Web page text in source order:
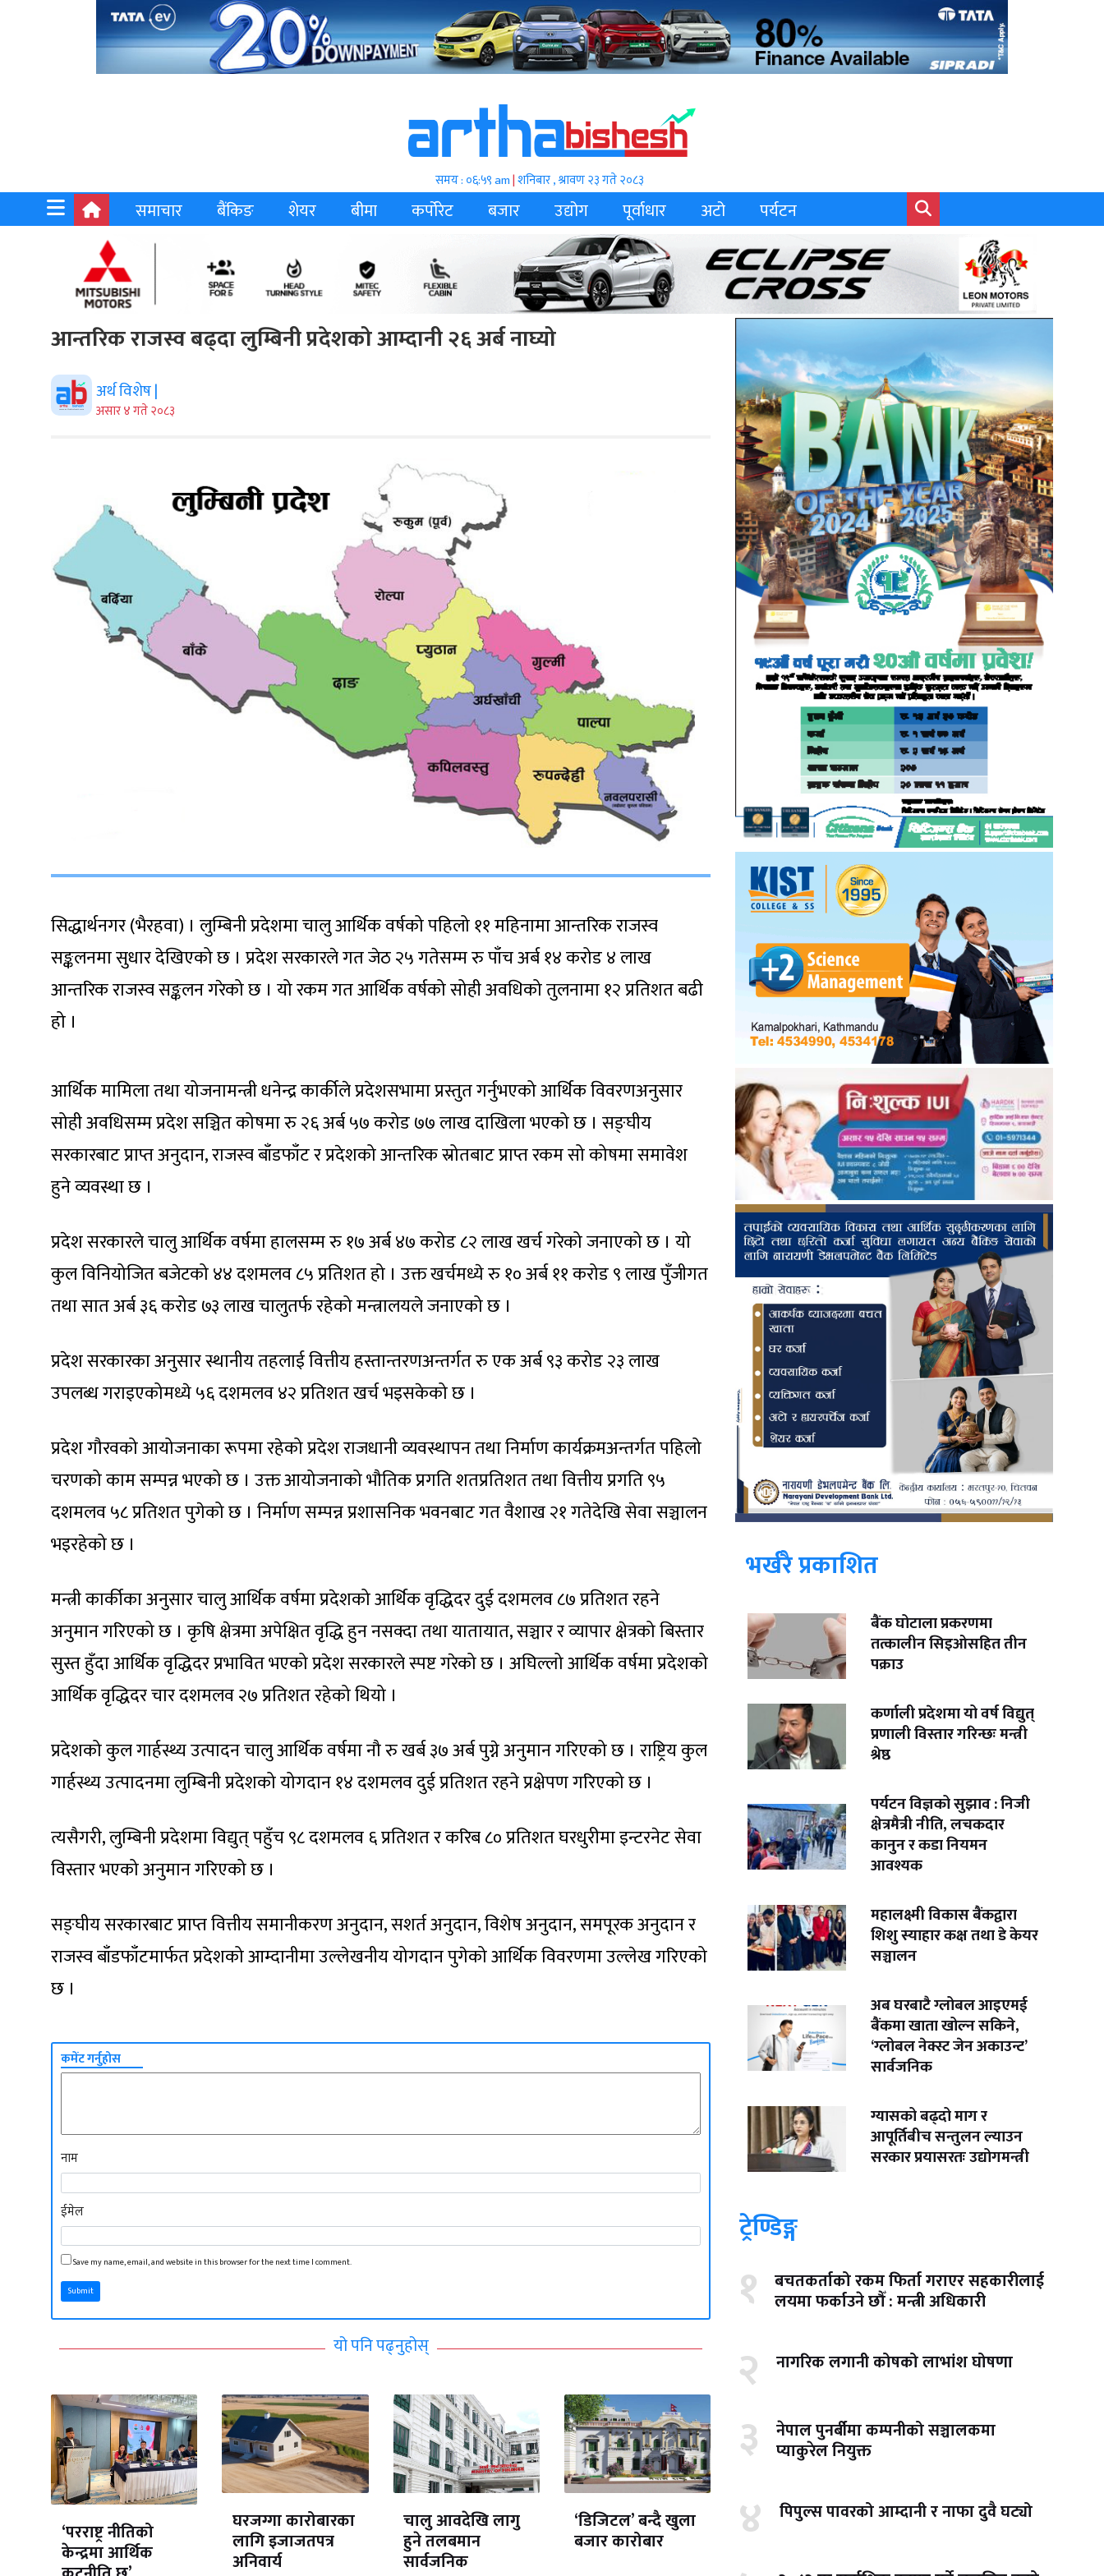
समय : ०६:५९ am|शनिबार , श्रावण २३ गते २०८३
समाचार बैंकिङ शेयर बीमा कर्पोरेट बजार उद्योग पूर्वाधार अटो पर्यटन
आन्तरिक राजस्व बढ्दा लुम्बिनी प्रदेशको आम्दानी २६ अर्ब नाघ्यो
अर्थ विशेष |
असार ४ गते २०८३
सिद्धार्थनगर (भैरहवा) । लुम्बिनी प्रदेशमा चालु आर्थिक वर्षको पहिलो ११ महिनामा आन्तरिक राजस्व
सङ्कलनमा सुधार देखिएको छ । प्रदेश सरकारले गत जेठ २५ गतेसम्म रु पाँच अर्ब १४ करोड ४ लाख
आन्तरिक राजस्व सङ्कलन गरेको छ । यो रकम गत आर्थिक वर्षको सोही अवधिको तुलनामा १२ प्रतिशत बढी
हो ।
आर्थिक मामिला तथा योजनामन्त्री धनेन्द्र कार्कीले प्रदेशसभामा प्रस्तुत गर्नुभएको आर्थिक विवरणअनुसार
सोही अवधिसम्म प्रदेश सञ्चित कोषमा रु २६ अर्ब ५७ करोड ७७ लाख दाखिला भएको छ । सङ्घीय
सरकारबाट प्राप्त अनुदान, राजस्व बाँडफाँट र प्रदेशको आन्तरिक स्रोतबाट प्राप्त रकम सो कोषमा समावेश
हुने व्यवस्था छ ।
प्रदेश सरकारले चालु आर्थिक वर्षमा हालसम्म रु १७ अर्ब ४७ करोड ८२ लाख खर्च गरेको जनाएको छ । यो
कुल विनियोजित बजेटको ४४ दशमलव ८५ प्रतिशत हो । उक्त खर्चमध्ये रु १० अर्ब ११ करोड ९ लाख पुँजीगत
तथा सात अर्ब ३६ करोड ७३ लाख चालुतर्फ रहेको मन्त्रालयले जनाएको छ ।
प्रदेश सरकारका अनुसार स्थानीय तहलाई वित्तीय हस्तान्तरणअन्तर्गत रु एक अर्ब ९३ करोड २३ लाख
उपलब्ध गराइएकोमध्ये ५६ दशमलव ४२ प्रतिशत खर्च भइसकेको छ ।
प्रदेश गौरवको आयोजनाका रूपमा रहेको प्रदेश राजधानी व्यवस्थापन तथा निर्माण कार्यक्रमअन्तर्गत पहिलो
चरणको काम सम्पन्न भएको छ । उक्त आयोजनाको भौतिक प्रगति शतप्रतिशत तथा वित्तीय प्रगति ९५
दशमलव ५८ प्रतिशत पुगेको छ । निर्माण सम्पन्न प्रशासनिक भवनबाट गत वैशाख २१ गतेदेखि सेवा सञ्चालन
भइरहेको छ ।
मन्त्री कार्कीका अनुसार चालु आर्थिक वर्षमा प्रदेशको आर्थिक वृद्धिदर दुई दशमलव ८७ प्रतिशत रहने
अनुमान गरिएको छ । कृषि क्षेत्रमा अपेक्षित वृद्धि हुन नसक्दा तथा यातायात, सञ्चार र व्यापार क्षेत्रको बिस्तार
सुस्त हुँदा आर्थिक वृद्धिदर प्रभावित भएको प्रदेश सरकारले स्पष्ट गरेको छ । अघिल्लो आर्थिक वर्षमा प्रदेशको
आर्थिक वृद्धिदर चार दशमलव २७ प्रतिशत रहेको थियो ।
प्रदेशको कुल गार्हस्थ्य उत्पादन चालु आर्थिक वर्षमा नौ रु खर्ब ३७ अर्ब पुग्ने अनुमान गरिएको छ । राष्ट्रिय कुल
गार्हस्थ्य उत्पादनमा लुम्बिनी प्रदेशको योगदान १४ दशमलव दुई प्रतिशत रहने प्रक्षेपण गरिएको छ ।
त्यसैगरी, लुम्बिनी प्रदेशमा विद्युत् पहुँच ९८ दशमलव ६ प्रतिशत र करिब ८० प्रतिशत घरधुरीमा इन्टरनेट सेवा
विस्तार भएको अनुमान गरिएको छ ।
सङ्घीय सरकारबाट प्राप्त वित्तीय समानीकरण अनुदान, सशर्त अनुदान, विशेष अनुदान, समपूरक अनुदान र
राजस्व बाँडफाँटमार्फत प्रदेशको आम्दानीमा उल्लेखनीय योगदान पुगेको आर्थिक विवरणमा उल्लेख गरिएको
छ ।
कमेंट गर्नुहोस
नाम
ईमेल
Save my name, email, and website in this browser for the next time I comment.
Submit
यो पनि पढ्नुहोस्
‘परराष्ट्र नीतिको
केन्द्रमा आर्थिक
घरजग्गा कारोबारका
लागि इजाजतपत्र
अनिवार्य
चालु आवदेखि लागु
हुने तलबमान
सार्वजनिक
‘डिजिटल’ बन्दै खुला
बजार कारोबार
भर्खरै प्रकाशित
बैंक घोटाला प्रकरणमा
तत्कालीन सिइओसहित तीन
पक्राउ
कर्णाली प्रदेशमा यो वर्ष विद्युत्
प्रणाली विस्तार गरिन्छः मन्त्री
श्रेष्ठ
पर्यटन विज्ञको सुझाव : निजी
क्षेत्रमैत्री नीति, लचकदार
कानुन र कडा नियमन
आवश्यक
महालक्ष्मी विकास बैंकद्वारा
शिशु स्याहार कक्ष तथा डे केयर
सञ्चालन
अब घरबाटै ग्लोबल आइएमई
बैंकमा खाता खोल्न सकिने,
‘ग्लोबल नेक्स्ट जेन अकाउन्ट’
सार्वजनिक
ग्यासको बढ्दो माग र
आपूर्तिबीच सन्तुलन ल्याउन
सरकार प्रयासरतः उद्योगमन्त्री
ट्रेण्डिङ्ग
१ बचतकर्ताको रकम फिर्ता गराएर सहकारीलाई
लयमा फर्काउने छौँ : मन्त्री अधिकारी
२ नागरिक लगानी कोषको लाभांश घोषणा
३ नेपाल पुनर्बीमा कम्पनीको सञ्चालकमा
प्याकुरेल नियुक्त
४ पिपुल्स पावरको आम्दानी र नाफा दुवै घट्यो